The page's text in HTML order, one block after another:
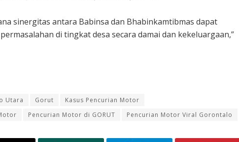
sinergitas antara Babinsa dan Bhabinkamtibmas dapat
di tingkat desa secara damai dan kekeluargaan,”
Utara Gorut
Kasus Pencurian Motor
Pencurian Motor di GORUT Pencurian Motor Viral Gorontalo